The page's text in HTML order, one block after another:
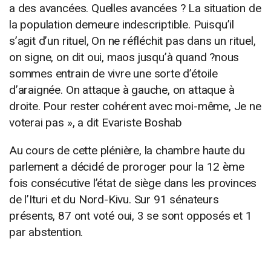
a des avancées. Quelles avancées ? La situation de
la population demeure indescriptible. Puisqu’il
s’agit d’un rituel, On ne réfléchit pas dans un rituel,
on signe, on dit oui, maos jusqu’à quand ?nous
sommes entrain de vivre une sorte d’étoile
d’araignée. On attaque à gauche, on attaque à
droite. Pour rester cohérent avec moi-même, Je ne
voterai pas », a dit Evariste Boshab
Au cours de cette plénière, la chambre haute du
parlement a décidé de proroger pour la 12 ème
fois consécutive l’état de siège dans les provinces
de l’Ituri et du Nord-Kivu. Sur 91 sénateurs
présents, 87 ont voté oui, 3 se sont opposés et 1
par abstention.